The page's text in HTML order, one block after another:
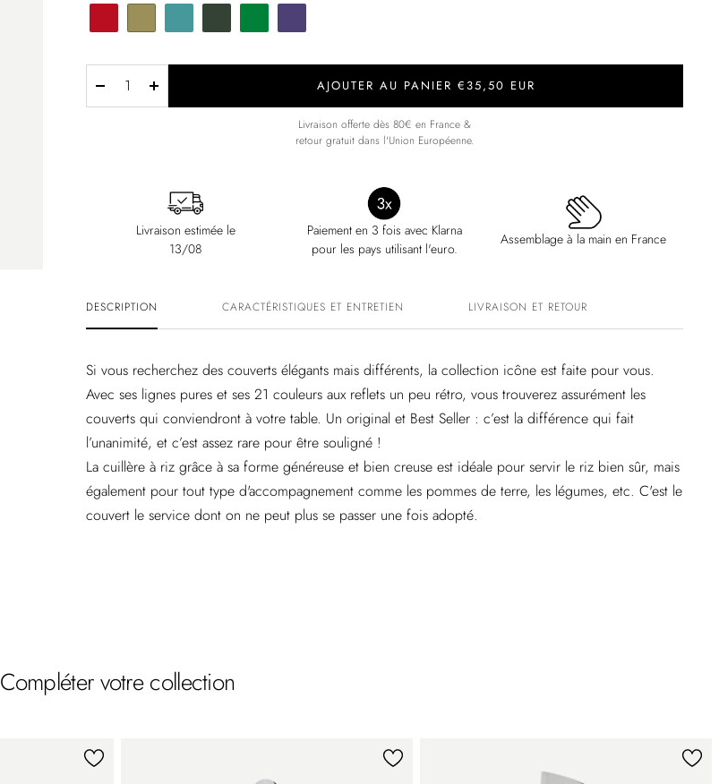
Réduire
Augmenter
AJOUTER AU PANIER €35,50 EUR
Livraison offerte dès 80€ en France &
retour gratuit dans l'Union Européenne.
Livraison estimée le
13/08
Paiement en 3 fois avec Klarna
pour les pays utilisant l'euro.
Assemblage à la main en France
DESCRIPTION CARACTÉRISTIQUES ET ENTRETIEN LIVRAISON ET RETOUR
Si vous recherchez des couverts élégants mais différents, la collection icône est faite pour vous.
Avec ses lignes pures et ses 21 couleurs aux reflets un peu rétro, vous trouverez assurément les
couverts qui conviendront à votre table. Un original et Best Seller : c’est la différence qui fait
l’unanimité, et c’est assez rare pour être souligné !
La cuillère à riz grâce à sa forme généreuse et bien creuse est idéale pour servir le riz bien sûr, mais
également pour tout type d'accompagnement comme les pommes de terre, les légumes, etc. C'est le
couvert le service dont on ne peut plus se passer une fois adopté.
Compléter votre collection